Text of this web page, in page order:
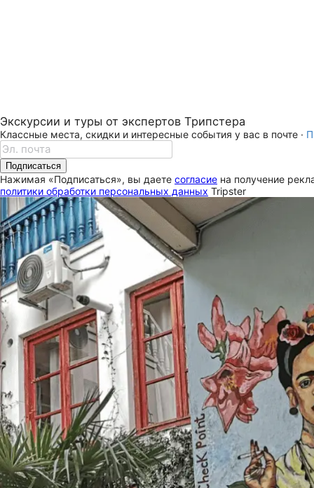
Экскурсии и туры от экспертов Трипстера
Классные места, скидки и интересные события у вас в почте ·
Подписаться
Нажимая «Подписаться», вы даете согласие на получение
политики обработки персональных данных Tripster